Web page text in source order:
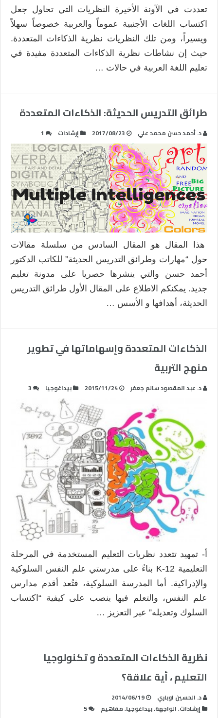
تعددت في الآونة الأخيرة النظريات التي تحاول جعل
اكتساب اللغات الأجنبية عموماً والعربية خصوصاً سهلاً
ويسيراً، ومن تلك النظريات نظرية الذكاءات المتعددة.
حيث إن نشاطات نظرية الذكاءات المتعددة مفيدة في
تعليم اللغة العربية في حالات …
طرائق التدريس الحديثة: الذكاءات المتعددة
د. أحمد حسن محمد علي 2017/08/23 إرشادات 1
هذا المقال هو المقال السادس من سلسلة مقالات
حول “مهارات وطرائق التدريس الحديثة” للكاتب الدكتور
أحمد حسن والتي ينشرها حصريا على مدونة تعليم
جديد. يمكنكم الاطلاع على المقال الأول طرائق التدريس
الحديثة، أهدافها و الأسس …
الذكاءات المتعددة وإسهاماتها في تطوير
منهج التربية
د. عبد المقصود سالم جعفر 2015/11/24 بيداغوجيا 3
أ- تمهيد تتعدد نظريات التعليم المستخدمة في المرحلة
التعليمية K-12 بناءً على مدرستي علم النفس السلوكية
والإدراكية. أما المدرسة السلوكية، فتُعد أقدم مدارس
علم النفس، والتعلم فيها ينصب على كيفية “اكتساب
السلوك وتعديله” عبر التعزيز …
نظرية الذكاءات المتعددة و تكنولوجيا
التعليم ، أية علاقة؟
د. الحسين اوباري
2014/06/19
إرشادات,الواجهة,بيداغوجيا,مفاهيم 5